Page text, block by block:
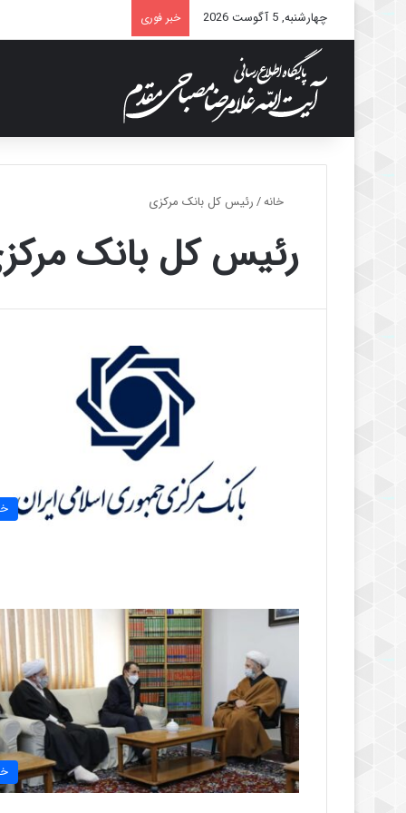
چهارشنبه, 5 آگوست 2026 خبر فوری
خانه/رئیس کل بانک مرکزی
رئیس کل بانک